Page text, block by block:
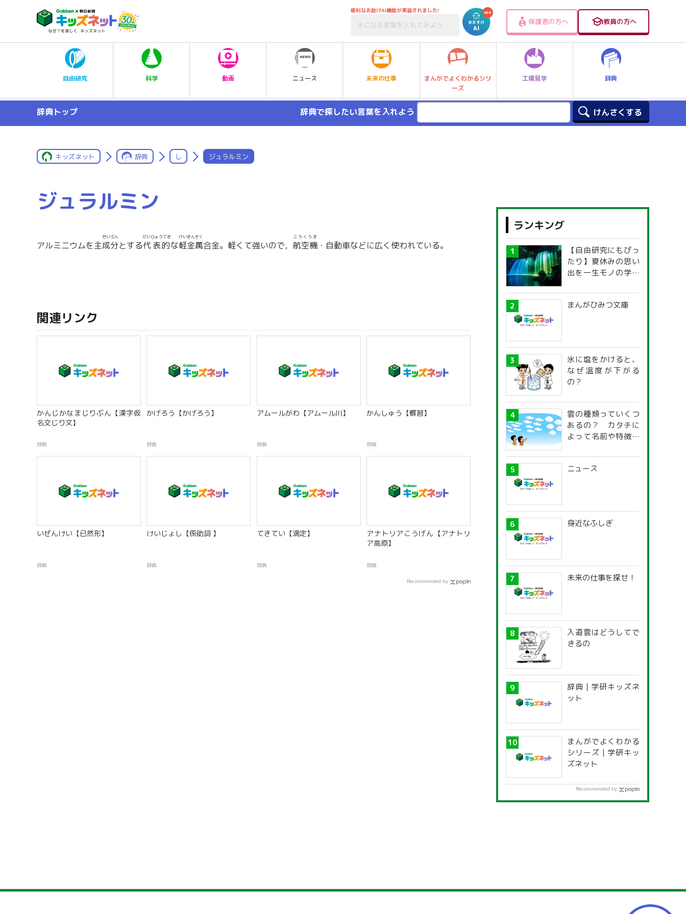
便利なお助けAI機能が実装されました!
保護者の方へ 教員の方へ
自由研究 科学 動画 ニュース 未来の仕事
まんがでよくわかるシリ
ーズ
工場見学 辞典
辞典トップ 辞典で探したい言葉を入れよう
キッズネット 辞典 し ジュラルミン
ジュラルミン
アルミニウムを主成分
せいぶん
とする代表的
だいひょうてき
な軽金属
けいきんぞく
合金。軽くて強いので， 航空機
こうくうき
・自動車などに広く使われている。
関連リンク
かんじかなまじりぶん【漢字仮
名交じり文】
辞典
かげろう【かげろう】
辞典
アムールがわ【アムール川】
辞典
かんしゅう【慣習】
辞典
いぜんけい【已然形】
辞典
けいじょし【係助詞 】
辞典
てきてい【滴定】
辞典
アナトリアこうげん【アナトリ
ア高原】
辞典
Recommended by
ランキング
【自由研究にもぴっ
たり】夏休みの思い
出を一生モノの学び
探究ガイド
まんがひみつ文庫
氷に塩をかけると、
なぜ温度が下がる
の？
雲の種類っていくつ
あるの？ カタチに
よって名前や特徴が
ニュース
身近なふしぎ
未来の仕事を探せ！
入道雲はどうしてで
きるの
辞典 | 学研キッズネ
ット
まんがでよくわかる
シリーズ | 学研キッ
ズネット
Recommended by